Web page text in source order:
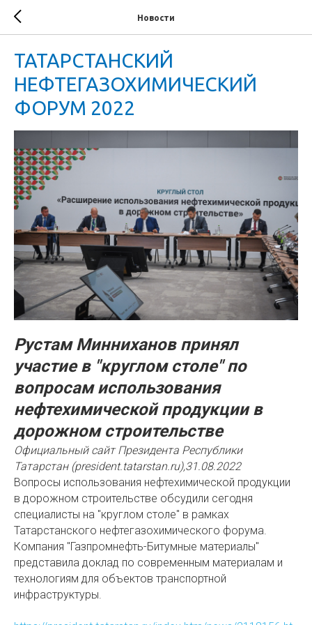
Новости
ТАТАРСТАНСКИЙ
НЕФТЕГАЗОХИМИЧЕСКИЙ
ФОРУМ 2022
Рустам Минниханов принял
участие в "круглом столе" по
вопросам использования
нефтехимической продукции в
дорожном строительстве
Официальный сайт Президента Республики
Татарстан (president.tatarstan.ru),31.08.2022
Вопросы использования нефтехимической продукции
в дорожном строительстве обсудили сегодня
специалисты на "круглом столе" в рамках
Татарстанского нефтегазохимического форума.
Компания "Газпромнефть-Битумные материалы"
представила доклад по современным материалам и
технологиям для объектов транспортной
инфраструктуры.